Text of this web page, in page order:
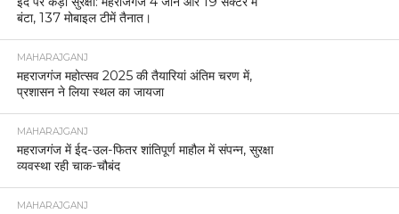
बंटा, 137 मोबाइल टीमें तैनात।
MAHARAJGANJ
महराजगंज महोत्सव 2025 की तैयारियां अंतिम चरण में,
प्रशासन ने लिया स्थल का जायजा
MAHARAJGANJ
महराजगंज में ईद-उल-फितर शांतिपूर्ण माहौल में संपन्न, सुरक्षा
व्यवस्था रही चाक-चौबंद
MAHARAJGANJ